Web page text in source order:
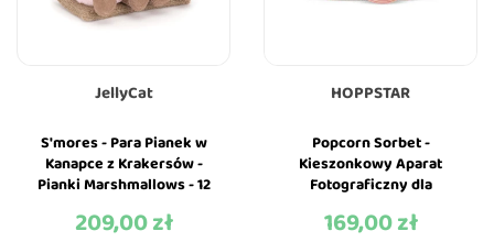
JellyCat
S'mores - Para Pianek w
Kanapce z Krakersów -
Pianki Marshmallows - 12
-...
Cena
209,00 zł
HOPPSTAR
Popcorn Sorbet -
Kieszonkowy Aparat
Fotograficzny dla
Hoppstar - Różowy
Cena
169,00 zł